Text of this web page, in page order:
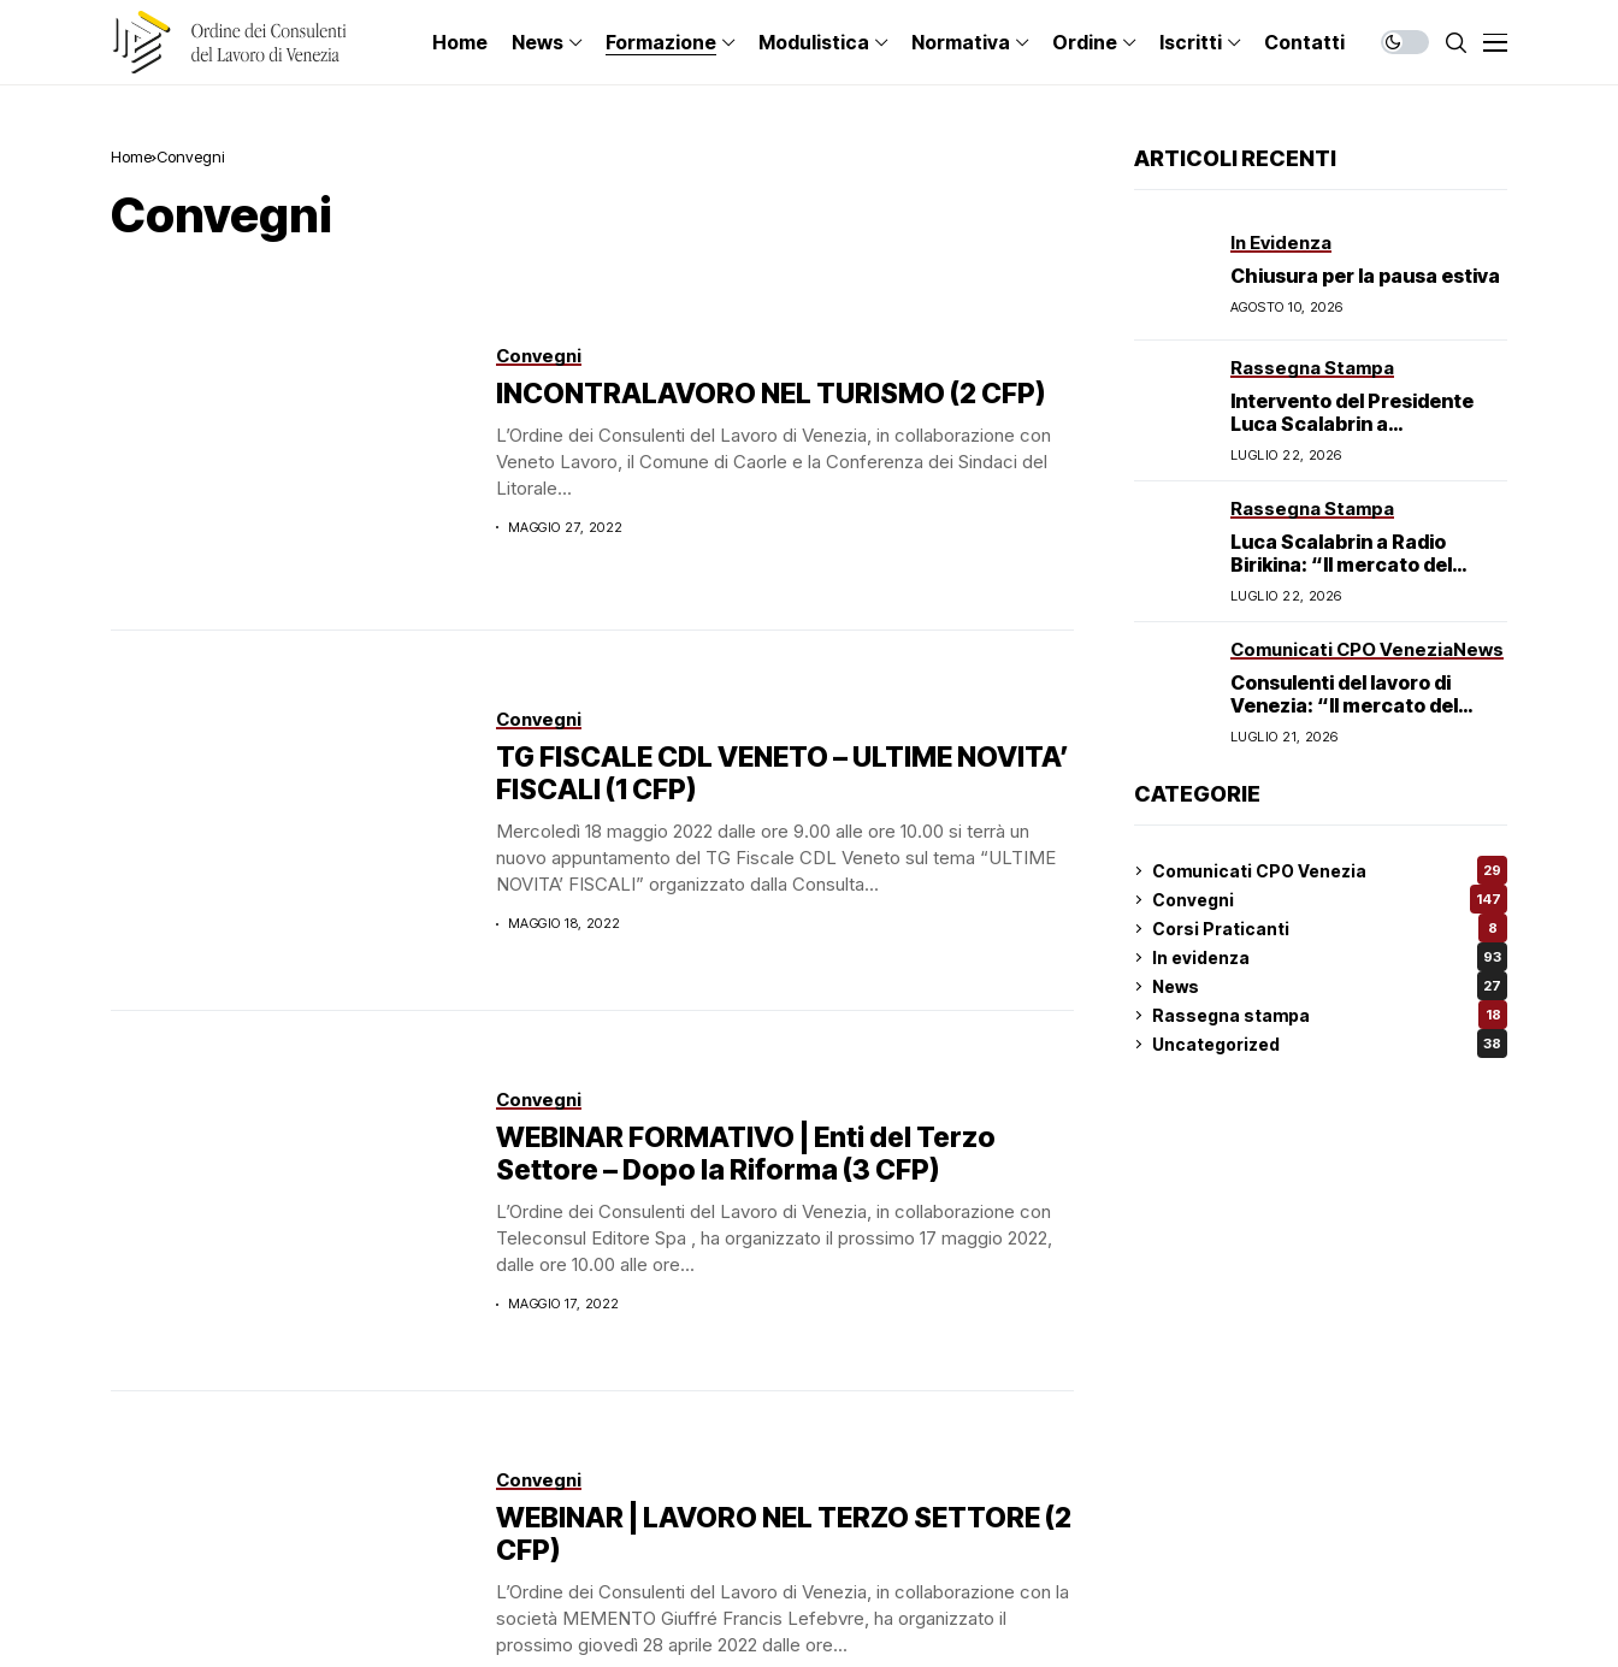
Home News Formazione Modulistica Normativa Ordine Iscritti Contatti
Home Convegni
Convegni
Convegni
INCONTRALAVORO NEL TURISMO (2 CFP)
L’Ordine dei Consulenti del Lavoro di Venezia, in collaborazione con
Veneto Lavoro, il Comune di Caorle e la Conferenza dei Sindaci del
Litorale...
MAGGIO 27, 2022
Convegni
TG FISCALE CDL VENETO – ULTIME NOVITA’
FISCALI (1 CFP)
Mercoledì 18 maggio 2022 dalle ore 9.00 alle ore 10.00 si terrà un
nuovo appuntamento del TG Fiscale CDL Veneto sul tema “ULTIME
NOVITA’ FISCALI” organizzato dalla Consulta...
MAGGIO 18, 2022
Convegni
WEBINAR FORMATIVO | Enti del Terzo
Settore – Dopo la Riforma (3 CFP)
L’Ordine dei Consulenti del Lavoro di Venezia, in collaborazione con
Teleconsul Editore Spa , ha organizzato il prossimo 17 maggio 2022,
dalle ore 10.00 alle ore...
MAGGIO 17, 2022
Convegni
WEBINAR | LAVORO NEL TERZO SETTORE (2
CFP)
L’Ordine dei Consulenti del Lavoro di Venezia, in collaborazione con la
società MEMENTO Giuffré Francis Lefebvre, ha organizzato il
prossimo giovedì 28 aprile 2022 dalle ore...
ARTICOLI RECENTI
In Evidenza
Chiusura per la pausa estiva
AGOSTO 10, 2026
Rassegna Stampa
Intervento del Presidente
Luca Scalabrin a
Venetouno.it: le nuove sfide
del mercato del lavoro
LUGLIO 22, 2026
Rassegna Stampa
Luca Scalabrin a Radio
Birikina: “Il mercato del
lavoro in Veneto è in
trasformazione”
LUGLIO 22, 2026
Comunicati CPO VeneziaNews
Consulenti del lavoro di
Venezia: “Il mercato del
lavoro non è in crisi ma in
trasformazione, serve
LUGLIO 21, 2026
CATEGORIE
Comunicati CPO Venezia 29
Convegni 147
Corsi Praticanti 8
In evidenza 93
News 27
Rassegna stampa 18
Uncategorized 38